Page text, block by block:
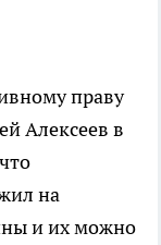
праву
Алексеев в
на
и их можно